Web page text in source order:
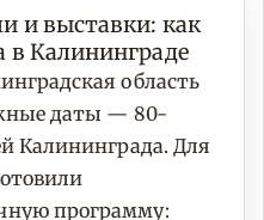
и выставки: как
в Калининграде
область
даты — 80-
Калининграда. Для
программу: